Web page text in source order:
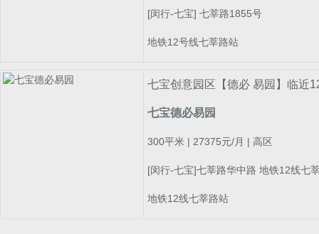
[闵行-七宝] 七莘路1855号
地铁12号线七莘路站
七宝创意园区【德必 易园】临近
七宝德必易园
300平米 | 27375元/月 | 高区
[闵行-七宝]七莘路华中路 地铁12线七
地铁12线七莘路站